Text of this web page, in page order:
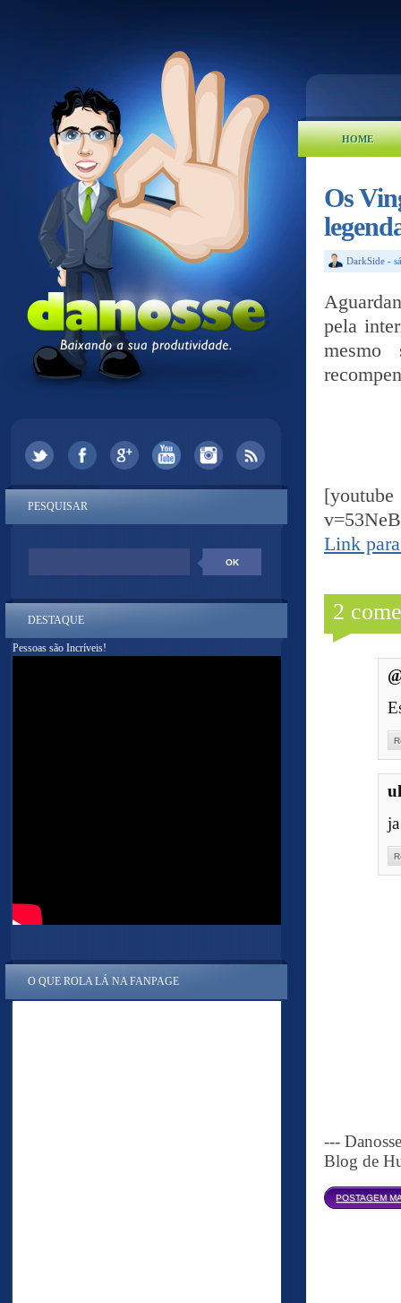
HOME
Os
DarkSide -
pela
mesmo
Link
2
---
Blog de
POSTAGEM
PESQUISAR
DESTAQUE
Pessoas são Incríveis!
O QUE ROLA LÁ NA FANPAGE